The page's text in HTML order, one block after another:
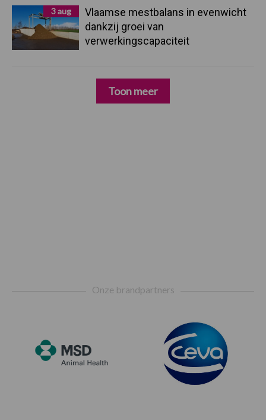
3 aug
Vlaamse mestbalans in evenwicht
dankzij groei van
verwerkingscapaciteit
Toon meer
Onze brandpartners